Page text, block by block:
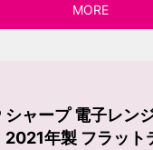
MORE
ャープ 電子レン
2021年製 フラッ